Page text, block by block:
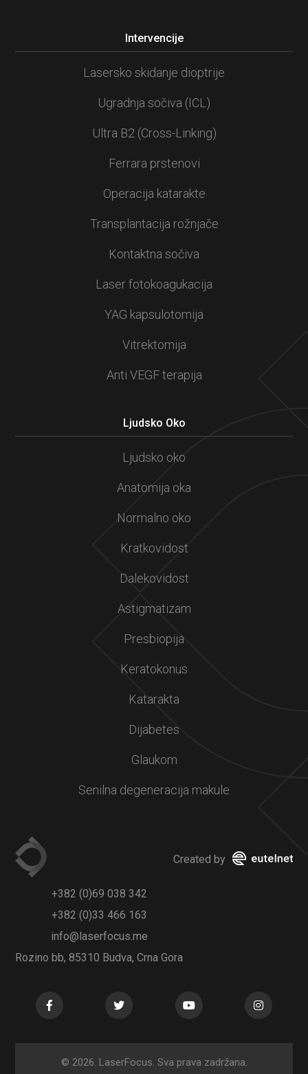
Intervencije
Lasersko skidanje dioptrije
Ugradnja sočiva (ICL)
Ultra B2 (Cross-Linking)
Ferrara prstenovi
Operacija katarakte
Transplantacija rožnjače
Kontaktna sočiva
Laser fotokoagukacija
YAG kapsulotomija
Vitrektomija
Anti VEGF terapija
Ljudsko Oko
Ljudsko oko
Anatomija oka
Normalno oko
Kratkovidost
Dalekovidost
Astigmatizam
Presbiopija
Keratokonus
Katarakta
Dijabetes
Glaukom
Senilna degeneracija makule
Created by
+382 (0)69 038 342
+382 (0)33 466 163
info@laserfocus.me
Rozino bb, 85310 Budva, Crna Gora
© 2026. LaserFocus. Sva prava zadržana.